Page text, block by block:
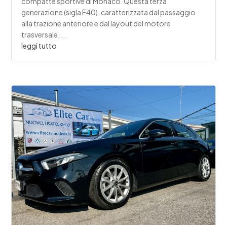
generazione (sigla F40), caratterizzata dal passaggio
alla trazione anteriore e dal layout del motore
trasversale,...
leggi tutto